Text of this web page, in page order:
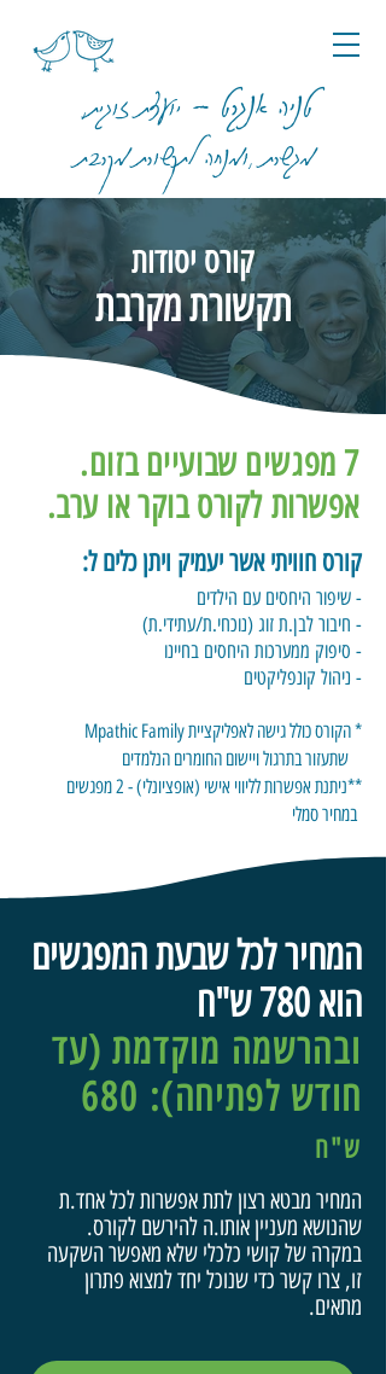
,טניה אנגרט - יועצת זוגית
מגשרת ,ומנחה לתקשורתמקרבת
קורס יסודות
תקשורת מקרבת
7 מפגשים שבועיים בזום.
אפשרות לקורס בוקר או ערב.
קורס חוויתי אשר יעמיק ויתן כלים ל:
- שיפור היחסים עם הילדים
- חיבור לבן.ת זוג (נוכחי.ת/עתידי.ת)
- סיפוק ממערכות היחסים בחיינו
- ניהול קונפליקטים
* הקורס כולל גישה לאפליקציית Mpathic Family
שתעזור בתרגול ויישום החומרים הנלמדים
**
ניתנת אפשרות לליווי אישי (אופציונלי) - 2 מפגשים
במחיר סמלי
המחיר לכל שבעת המפגשים
הוא 780 ש"ח
ובהרשמה מוקדמת (עד
חודש לפתיחה):
ש"ח
המחיר מבטא רצון לתת אפשרות לכל אחד.ת
שהנושא מעניין אותו.ה להירשם לקורס.
במקרה של קושי כלכלי שלא מאפשר השקעה
זו, צרו קשר כדי שנוכל יחד למצוא פתרון
מתאים.